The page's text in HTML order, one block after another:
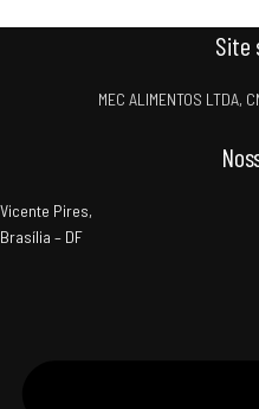
Site
MEC ALIMENTOS LTDA,
Vicente Pires,
Brasília – DF